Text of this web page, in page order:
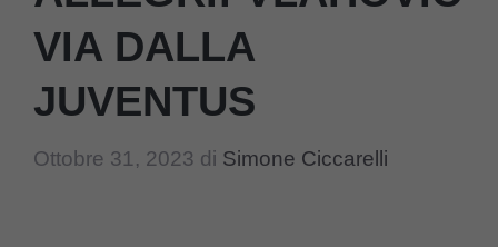
VIA DALLA
JUVENTUS
Ottobre 31, 2023 di Simone Ciccarelli